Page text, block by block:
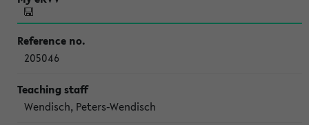
205046
Wendisch, Peters-Wendisch